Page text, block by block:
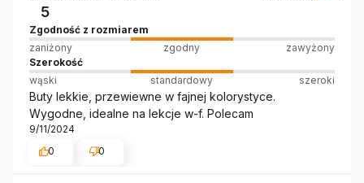
5
Zgodność z rozmiarem
zaniżony
zgodny
zawyżony
Szerokość
wąski
standardowy szeroki
Buty lekkie, przewiewne w fajnej kolorystyce.
Wygodne, idealne na lekcje w-f. Polecam
9/11/2024
0
0